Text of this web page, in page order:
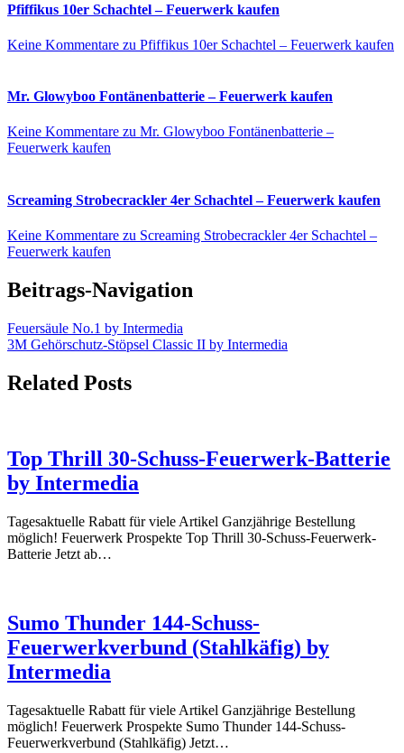
Pfiffikus 10er Schachtel – Feuerwerk kaufen
Keine Kommentare zu Pfiffikus 10er Schachtel – Feuerwerk kaufen
Mr. Glowyboo Fontänenbatterie – Feuerwerk kaufen
Keine Kommentare zu Mr. Glowyboo Fontänenbatterie –
Feuerwerk kaufen
Screaming Strobecrackler 4er Schachtel – Feuerwerk kaufen
Keine Kommentare zu Screaming Strobecrackler 4er Schachtel –
Feuerwerk kaufen
Beitrags-Navigation
Feuersäule No.1 by Intermedia
3M Gehörschutz-Stöpsel Classic II by Intermedia
Related Posts
Top Thrill 30-Schuss-Feuerwerk-Batterie
by Intermedia
Tagesaktuelle Rabatt für viele Artikel Ganzjährige Bestellung
möglich! Feuerwerk Prospekte Top Thrill 30-Schuss-Feuerwerk-
Batterie Jetzt ab…
Sumo Thunder 144-Schuss-
Feuerwerkverbund (Stahlkäfig) by
Intermedia
Tagesaktuelle Rabatt für viele Artikel Ganzjährige Bestellung
möglich! Feuerwerk Prospekte Sumo Thunder 144-Schuss-
Feuerwerkverbund (Stahlkäfig) Jetzt…